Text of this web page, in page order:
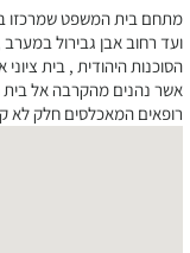
מתחם בית המשפט שמרכזו
ועד רחוב אבן גבירול
הסוכנות היהודית , בית
אשר נהנים מהקרבה אל בית
רופאים המאכלסים חלק לא